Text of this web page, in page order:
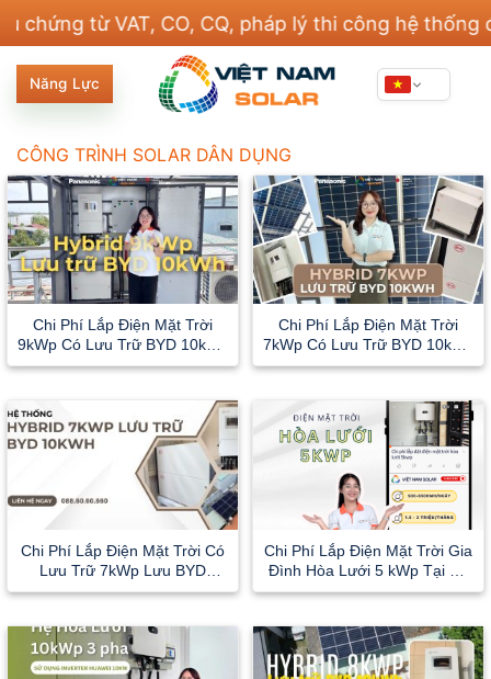
nội
dung
từ VAT, CO, CQ, pháp lý thi công hệ thống điện
Năng Lực
CÔNG TRÌNH SOLAR DÂN DỤNG
Chi Phí Lắp Điện Mặt Trời
9kWp Có Lưu Trữ BYD 10kWh
– Tấm Pin Panasonic 620Wp
Chi Phí Lắp Điện Mặt Trời
7kWp Có Lưu Trữ BYD 10kWh
– Tấm Pin Panasonic 620Wp
Chi Phí Lắp Điện Mặt Trời Có
Lưu Trữ 7kWp Lưu BYD
10kWh Tại Quận 8, TP.HCM
Chi Phí Lắp Điện Mặt Trời Gia
Đình Hòa Lưới 5 kWp Tại Hồ
Chí Minh